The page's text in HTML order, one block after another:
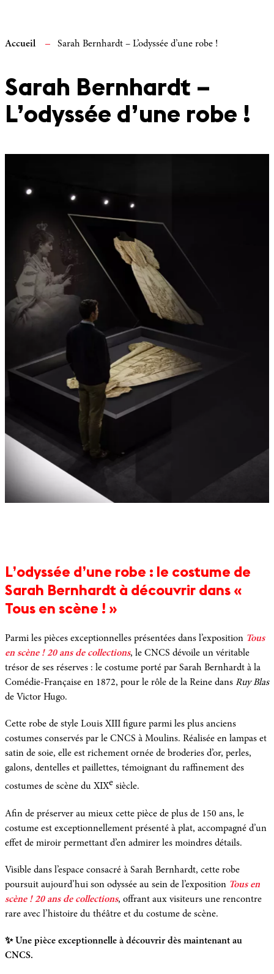
Accueil Sarah Bernhardt – L’odyssée d’une robe !
Sarah Bernhardt –
L’odyssée d’une robe !
L’odyssée d’une robe : le costume de
Sarah Bernhardt à découvrir dans «
Tous en scène ! »
Parmi les pièces exceptionnelles présentées dans l’exposition Tous
en scène ! 20 ans de collections, le CNCS dévoile un véritable
trésor de ses réserves : le costume porté par Sarah Bernhardt à la
Comédie-Française en 1872, pour le rôle de la Reine dans Ruy Blas
de Victor Hugo.
Cette robe de style Louis XIII figure parmi les plus anciens
costumes conservés par le CNCS à Moulins. Réalisée en lampas et
satin de soie, elle est richement ornée de broderies d’or, perles,
galons, dentelles et paillettes, témoignant du raffinement des
costumes de scène du XIXe siècle.
Afin de préserver au mieux cette pièce de plus de 150 ans, le
costume est exceptionnellement présenté à plat, accompagné d’un
effet de miroir permettant d’en admirer les moindres détails.
Visible dans l’espace consacré à Sarah Bernhardt, cette robe
poursuit aujourd’hui son odyssée au sein de l’exposition Tous en
scène ! 20 ans de collections, offrant aux visiteurs une rencontre
rare avec l’histoire du théâtre et du costume de scène.
✨ Une pièce exceptionnelle à découvrir dès maintenant au
CNCS.